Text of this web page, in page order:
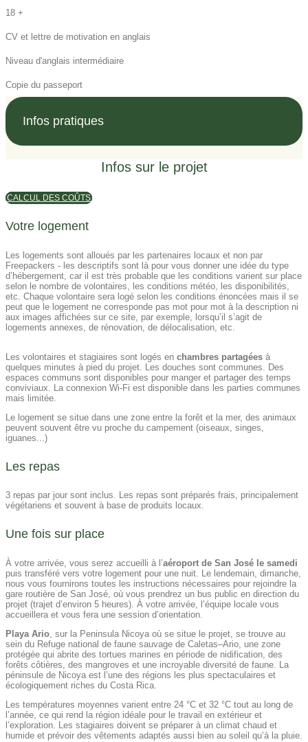
18 +
CV et lettre de motivation en anglais
Niveau d'anglais intermédiaire
Copie du passeport
Infos pratiques
Infos sur le projet
CALCUL DES COÛTS
Votre logement
Les logements sont alloués par les partenaires locaux et non par
Freepackers - les descriptifs sont là pour vous donner une idée du type
d’hébergement, car il est très probable que les conditions varient sur place
selon le nombre de volontaires, les conditions météo, les disponibilités,
etc. Chaque volontaire sera logé selon les conditions énoncées mais il se
peut que le logement ne corresponde pas mot pour mot à la description ni
aux images affichées sur ce site, par exemple, lorsqu’il s’agit de
logements annexes, de rénovation, de délocalisation, etc.
Les volontaires et stagiaires sont logés en chambres partagées à
quelques minutes à pied du projet. Les douches sont communes. Des
espaces communs sont disponibles pour manger et partager des temps
conviviaux. La connexion Wi-Fi est disponible dans les parties communes
mais limitée.
Le logement se situe dans une zone entre la forêt et la mer, des animaux
peuvent souvent être vu proche du campement (oiseaux, singes,
iguanes...)
Les repas​
3 repas par jour sont inclus. Les repas sont préparés frais, principalement
végétariens et souvent à base de produits locaux.
Une fois sur place​
À votre arrivée, vous serez accueilli à l’aéroport de San José le samedi
puis transféré vers votre logement pour une nuit. Le lendemain, dimanche,
nous vous fournirons toutes les instructions nécessaires pour rejoindre la
gare routière de San José, où vous prendrez un bus public en direction du
projet (trajet d’environ 5 heures). À votre arrivée, l’équipe locale vous
accueillera et vous fera une session d’orientation.
Playa Ario, sur la Peninsula Nicoya où se situe le projet, se trouve au
sein du Refuge national de faune sauvage de Caletas–Ario, une zone
protégée qui abrite des tortues marines en période de nidification, des
forêts côtières, des mangroves et une incroyable diversité de faune. La
péninsule de Nicoya est l’une des régions les plus spectaculaires et
écologiquement riches du Costa Rica.
Les températures moyennes varient entre 24 °C et 32 °C tout au long de
l’année, ce qui rend la région idéale pour le travail en extérieur et
l’exploration. Les stagiaires doivent se préparer à un climat chaud et
humide et prévoir des vêtements adaptés aussi bien au soleil qu’à la pluie.